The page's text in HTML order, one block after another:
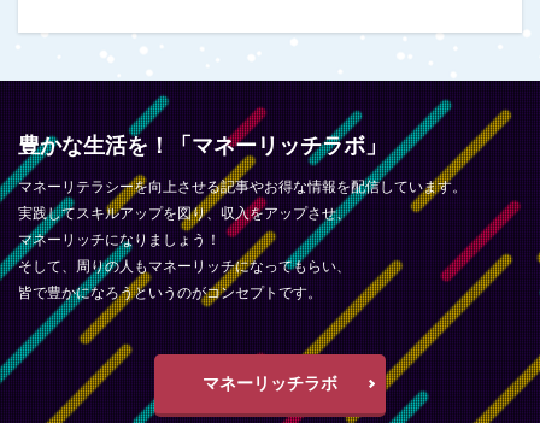
豊かな生活を！「マネーリッチラボ」
マネーリテラシーを向上させる記事やお得な情報を配信しています。
実践してスキルアップを図り、収入をアップさせ、
マネーリッチになりましょう！
そして、周りの人もマネーリッチになってもらい、
皆で豊かになろうというのがコンセプトです。
マネーリッチラボ